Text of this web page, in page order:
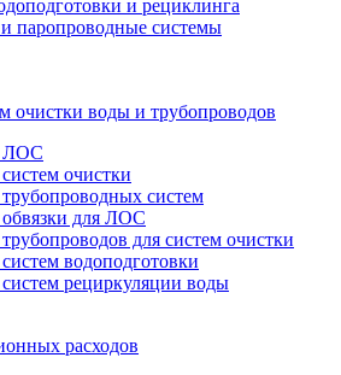
и рециклинга
паропроводные системы
очистки воды и трубопроводов
ЛОС
очистки
систем
для ЛОС
для систем очистки
водоподготовки
рециркуляции воды
расходов